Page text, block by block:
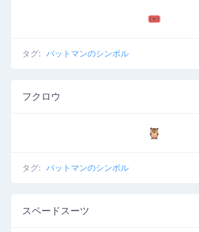
🎟️
タグ: バットマンのシンボル
フクロウ
🦉
タグ: バットマンのシンボル
スペードスーツ